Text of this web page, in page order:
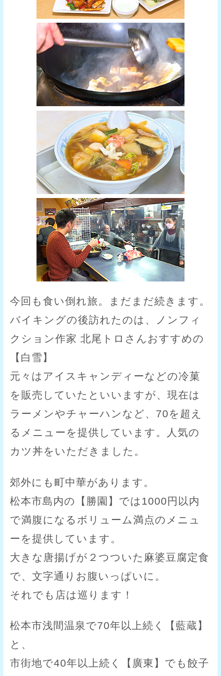
今回も食い倒れ旅。まだまだ続きます。
バイキングの後訪れたのは、ノンフィ
クション作家 北尾トロさんおすすめの
【白雪】
元々はアイスキャンディーなどの冷菓
を販売していたといいますが、現在は
ラーメンやチャーハンなど、70を超え
るメニューを提供しています。人気の
カツ丼をいただきました。
郊外にも町中華があります。
松本市島内の【勝園】では1000円以内
で満腹になるボリューム満点のメニュ
ーを提供しています。
大きな唐揚げが２つついた麻婆豆腐定食
で、文字通りお腹いっぱいに。
それでも店は巡ります！
松本市浅間温泉で70年以上続く【藍蔵】
と、
市街地で40年以上続く【廣東】でも餃子